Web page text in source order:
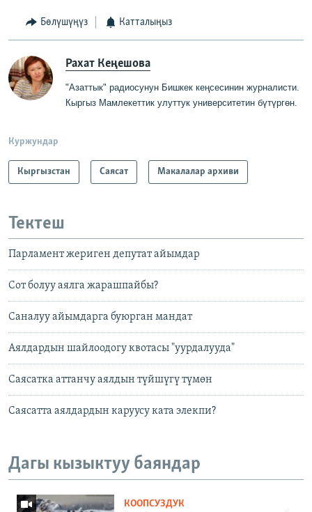
Бөлүшүңүз Катталыңыз
Рахат Кеңешова
"Азаттык" радиосунун Бишкек кеңсесинин журналисти
Кыргыз Мамлекеттик улуттук университетин бүтүргөн
Куржундар
Кыргызстан Саясат Макалалар архиви
Тектеш
Парламент жериген депутат айымдар
Сот болуу аялга жарашпайбы?
Саналуу айымдарга буюрган мандат
Аялдардын шайлоодогу квотасы "уурдалууда"
Саясатка аттанчу аялдын түйшүгү түмөн
Саясатта аялдардын каруусу ката элекпи?
Дагы кызыктуу баяндар
КООПСУЗДУК